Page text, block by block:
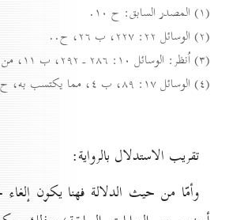
(۱) المصدر السابق: ح ۱٠.
(۲) الوسائل ۲۲: ۲۲۷، ب ۲٦، ح..
(۳) اُنظر: الوسائل ۱٠: ۲۸٦ ـ ۲۹۲، ب ۱۱، من أحكام شهر رمضان.
(٤) الوسائل ۱۷: ۸۹، ب ٤، مما يكتسب به، ح..
تقريب الاستدلال بالرواية:
وأمّا من حيث الدلالة فهنا يكون